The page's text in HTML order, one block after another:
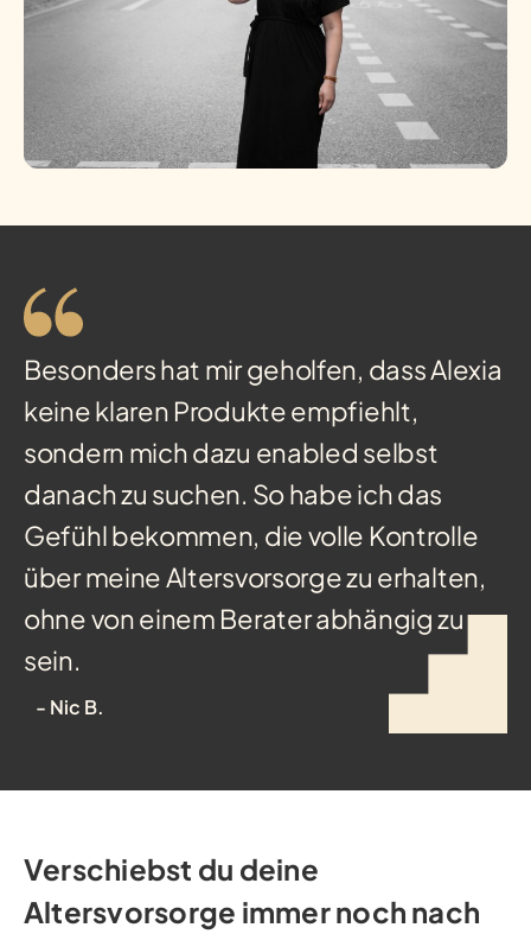
Besonders hat mir geholfen, dass Alexia
keine klaren Produkte empfiehlt,
sondern mich dazu enabled selbst
danach zu suchen. So habe ich das
Gefühl bekommen, die volle Kontrolle
über meine Altersvorsorge zu erhalten,
ohne von einem Berater abhängig zu
sein.
- Nic B.
Verschiebst du deine
Altersvorsorge immer noch nach